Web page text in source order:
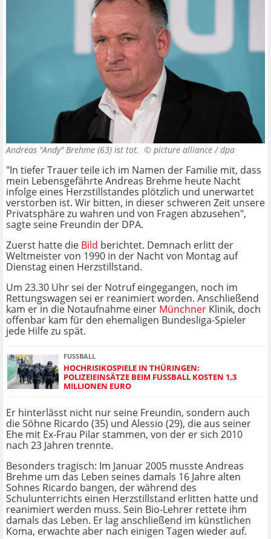
Andreas "Andy" Brehme (63) ist tot. © picture alliance / dpa
"In tiefer Trauer teile ich im Namen der Familie mit, dass
mein Lebensgefährte Andreas Brehme heute Nacht
infolge eines Herzstillstandes plötzlich und unerwartet
verstorben ist. Wir bitten, in dieser schweren Zeit unsere
Privatsphäre zu wahren und von Fragen abzusehen",
sagte seine Freundin der DPA.
Zuerst hatte die Bild berichtet. Demnach erlitt der
Weltmeister von 1990 in der Nacht von Montag auf
Dienstag einen Herzstillstand.
Um 23.30 Uhr sei der Notruf eingegangen, noch im
Rettungswagen sei er reanimiert worden. Anschließend
kam er in die Notaufnahme einer Münchner Klinik, doch
offenbar kam für den ehemaligen Bundesliga-Spieler
jede Hilfe zu spät.
FUSSBALL
HOCHRISIKOSPIELE IN THÜRINGEN:
POLIZEIEINSÄTZE BEIM FUSSBALL KOSTEN 1,3 M
ILLIONEN EURO
Er hinterlässt nicht nur seine Freundin, sondern auch
die Söhne Ricardo (35) und Alessio (29), die aus seiner
Ehe mit Ex-Frau Pilar stammen, von der er sich 2010
nach 23 Jahren trennte.
Besonders tragisch: Im Januar 2005 musste Andreas
Brehme um das Leben seines damals 16 Jahre alten
Sohnes Ricardo bangen, der während des
Schulunterrichts einen Herzstillstand erlitten hatte und
reanimiert werden muss. Sein Bio-Lehrer rettete ihm
damals das Leben. Er lag anschließend im künstlichen
Koma, erwachte aber nach einigen Tagen wieder auf.